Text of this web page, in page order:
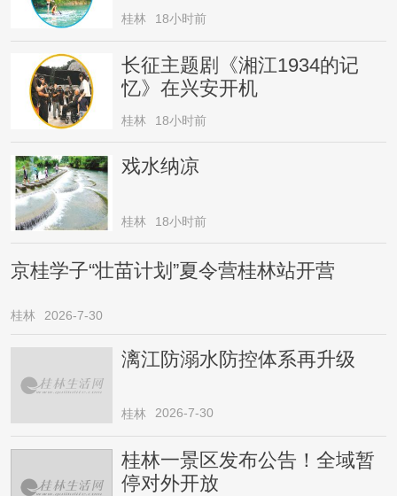
桂林 18小时前
长征主题剧《湘江1934的记
忆》在兴安开机
桂林 18小时前
戏水纳凉
桂林 18小时前
京桂学子“壮苗计划”夏令营桂林站开营
桂林 2026-7-30
漓江防溺水防控体系再升级
桂林 2026-7-30
桂林一景区发布公告！全域暂
停对外开放